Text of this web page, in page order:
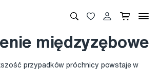
międzyzębowe
przypadków próchnicy powstaje w